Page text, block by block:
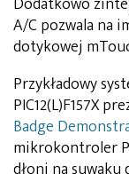
A/C pozwala na
dotykowej
Przykładowy
PIC12(L)F157X
Badge
mikrokontroler